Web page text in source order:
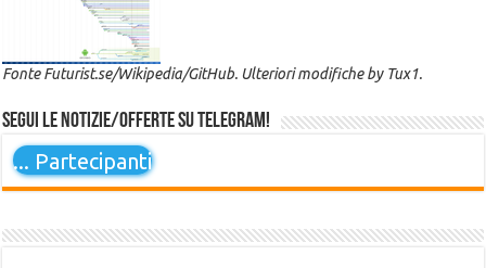
Fonte Futurist.se/Wikipedia/GitHub. Ulteriori modifiche by Tux1.
Segui le notizie/offerte su Telegram!
... Partecipanti